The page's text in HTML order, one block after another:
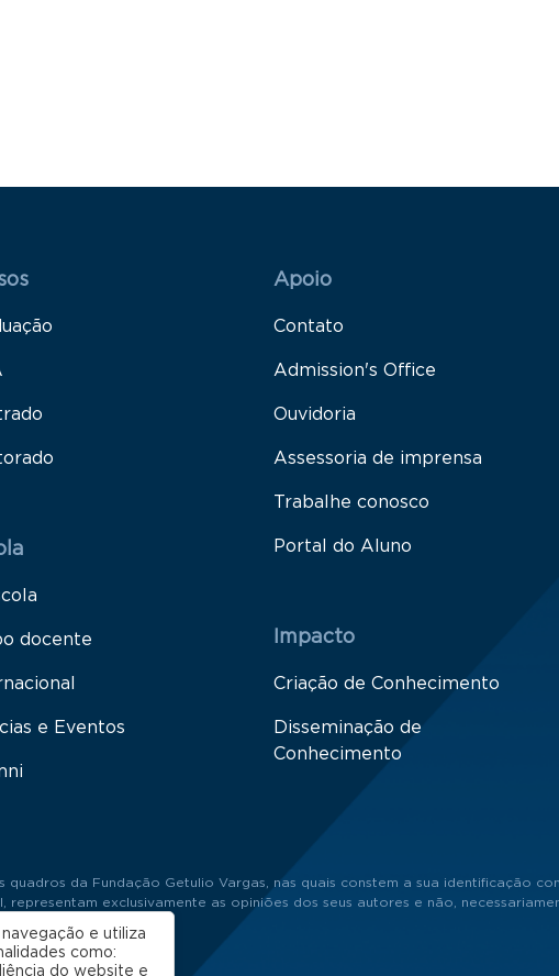
Rodapé 1
docente
e Eventos
Rodapé 2
Apoio
Contato
Admission's Office
Ouvidoria
Assessoria de imprensa
Trabalhe conosco
Portal do Aluno
Impacto
Criação de Conhecimento
Disseminação de
Conhecimento
quadros da Fundação Getulio Vargas, nas quais constem a sua identificação
exclusivamente as opiniões dos seus autores e não,
e utiliza
como:
do website e